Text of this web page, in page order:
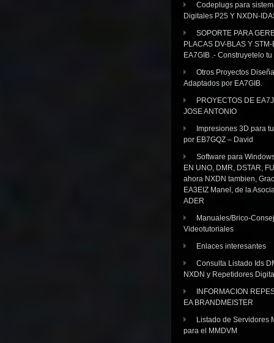
Codeplugs para
Digitales P25 Y NXDN-
SOPORTE PARA
PLACAS DV-BLAS Y
EA7GIB .- Construyetelo
Otros Proyectos
Adaptados por EA7GIB.
PROYECTOS DE
JOSE ANTONIO
Impresiones 3D para
por EB7GQZ – David
Software para
EN UNO, DMR, DSTAR,
ahora NXDN tambien,
EA3EIZ Manel, de la
ADER
Manuales/Brico-
Videotutoriales
Enlaces interesantes
Consulta Listado Ids
NXDN y Repetidores
INFORMACION
EA BRANDMEISTER
Listado de Servidores
para el MMDVM